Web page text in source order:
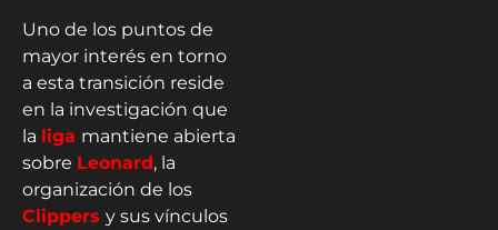
Uno de los puntos de
mayor interés en torno
a esta transición reside
en la investigación que
la liga mantiene abierta
sobre Leonard, la
organización de los
Clippers y sus vínculos